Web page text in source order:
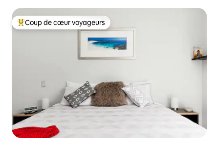
Coups de cœur voyageurs les plus appréciés
Coup de cœur voyageurs